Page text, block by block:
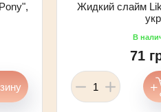
Жидкий слайм
укр
71